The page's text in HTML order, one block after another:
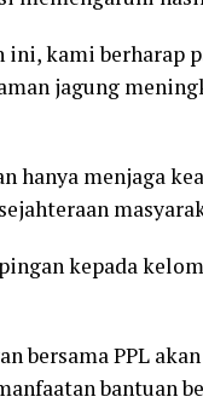
kami berharap
jagung
hanya menjaga
kepada
bersama PPL
bantuan